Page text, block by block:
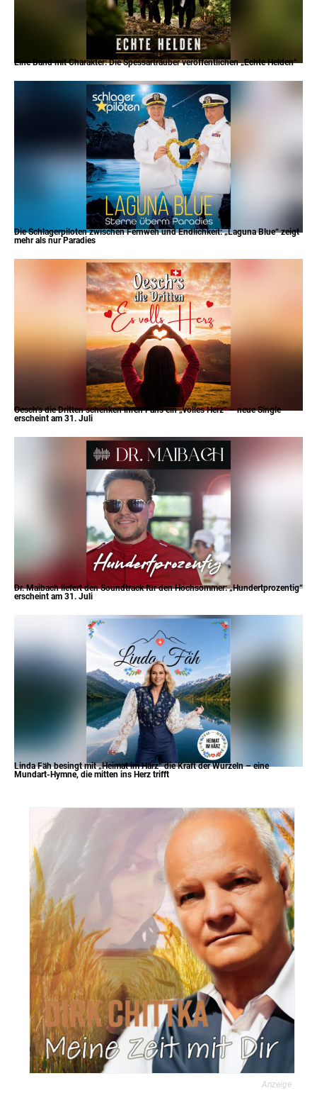
Eine Band mit Charakter: Die Spessarträuber veröffentlichen „Echte Helden“
Die Schlagerpiloten zwischen Fernweh und Endlichkeit: „Laguna Blue“ zeigt
mehr als nur Paradies
Oesch’s die Dritten schenken ihren Fans ein „volles Herz“ – neue Single
erscheint am 31. Juli
Dr. Maibach liefert den Soundtrack für den Hochsommer: „Hundertprozentig“
erscheint am 31. Juli
Linda Fäh besingt mit „Heimat im Härz“ die Kraft der Wurzeln – eine
Mundart-Hymne, die mitten ins Herz trifft
Anzeige